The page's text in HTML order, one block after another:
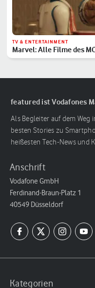
TV & ENTERTAINMENT
Marvel: Alle Filme des
Reihenfolge
featured ist Vodafones
Als Begleiter auf dem Weg
besten Stories zu
heißesten Tech-News und
Anschrift
Vodafone GmbH
Ferdinand-Braun-Platz 1
40549 Düsseldorf
Kategorien